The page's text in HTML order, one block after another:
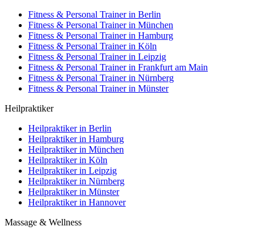
Fitness & Personal Trainer in Berlin
Fitness & Personal Trainer in München
Fitness & Personal Trainer in Hamburg
Fitness & Personal Trainer in Köln
Fitness & Personal Trainer in Leipzig
Fitness & Personal Trainer in Frankfurt am Main
Fitness & Personal Trainer in Nürnberg
Fitness & Personal Trainer in Münster
Heilpraktiker
Heilpraktiker in Berlin
Heilpraktiker in Hamburg
Heilpraktiker in München
Heilpraktiker in Köln
Heilpraktiker in Leipzig
Heilpraktiker in Nürnberg
Heilpraktiker in Münster
Heilpraktiker in Hannover
Massage & Wellness